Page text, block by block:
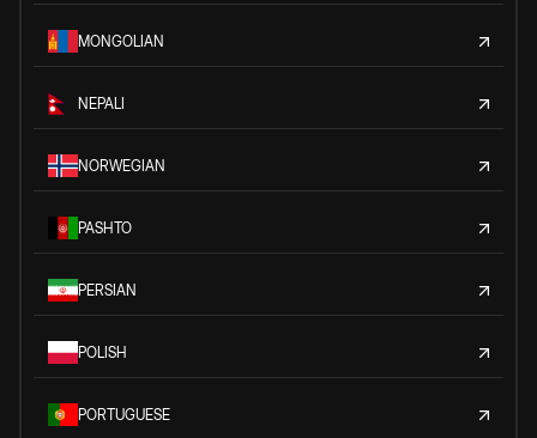
MONGOLIAN
NEPALI
NORWEGIAN
PASHTO
PERSIAN
POLISH
PORTUGUESE